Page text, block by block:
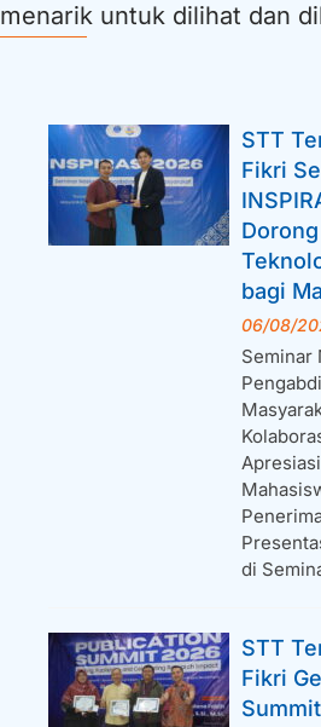
menarik untuk dilihat dan
STT
Fikri
bagi
06/08/
Seminar
di
STT
Fikri